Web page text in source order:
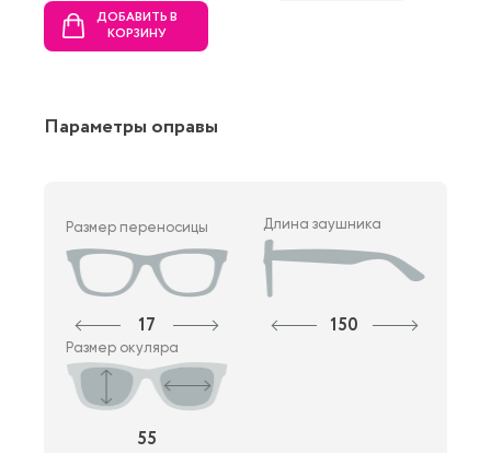
ДОБАВИТЬ В
КОРЗИНУ
Параметры оправы
Размер переносицы
17
Длина заушника
150
Размер окуляра
55